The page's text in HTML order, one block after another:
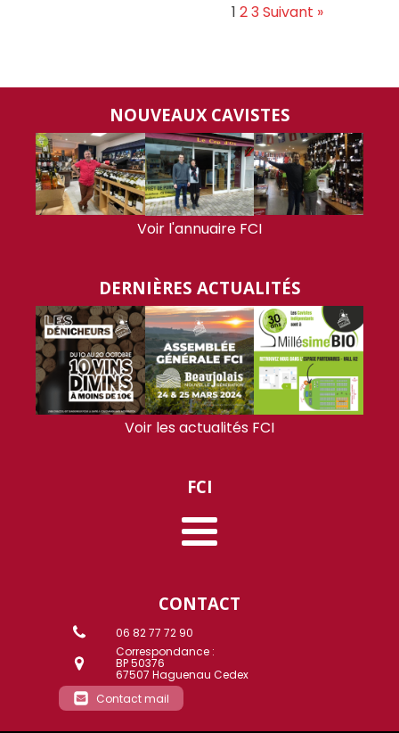
1 23Suivant »
NOUVEAUX CAVISTES
Voir l'annuaire FCI
DERNIÈRES ACTUALITÉS
Voir les actualités FCI
FCI
CONTACT
06 82 77 72 90
Correspondance :
BP 50376
67507 Haguenau Cedex
Contact mail